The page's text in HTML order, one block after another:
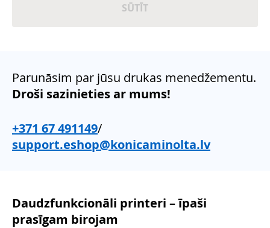
SŪTĪT
Parunāsim par jūsu drukas menedžementu.
Droši sazinieties ar mums!
+371 67 491149/
support.eshop@konicaminolta.lv
Daudzfunkcionāli printeri – īpaši
prasīgam birojam